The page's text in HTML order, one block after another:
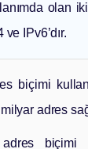
olan
IPv6’dır.
biçimi
adres
biçimi